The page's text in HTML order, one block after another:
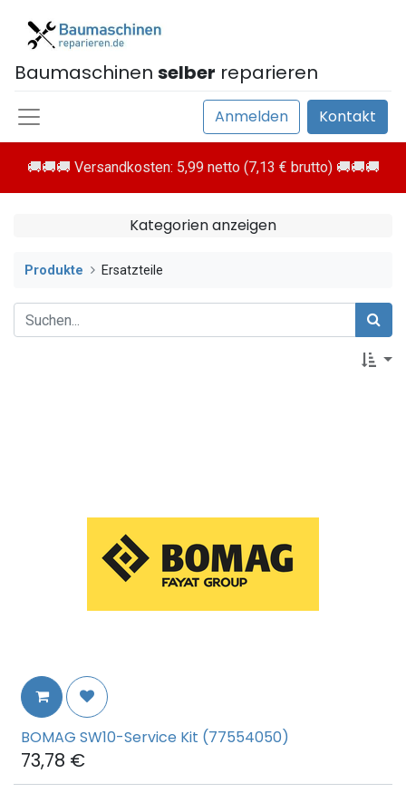
Baumaschinen selber reparieren
Anmelden Kontakt
🚚🚚🚚 Versandkosten: 5,99 netto (7,13 € brutto) 🚚🚚🚚
Kategorien anzeigen
Produkte Ersatzteile
BOMAG SW10-Service Kit (77554050)
73,78 €